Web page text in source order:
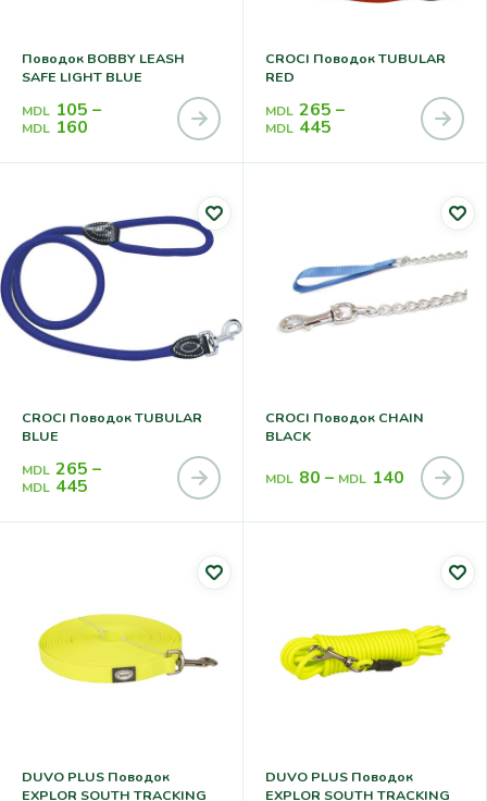
Поводок BOBBY LEASH
SAFE LIGHT BLUE
MDL 105 –
MDL 160
CROCI Поводок TUBULAR
RED
MDL 265 –
MDL 445
CROCI Поводок TUBULAR
BLUE
MDL 265 –
MDL 445
CROCI Поводок CHAIN
BLACK
MDL 80 – MDL 140
DUVO PLUS Поводок
EXPLOR SOUTH TRACKING
DUVO PLUS Поводок
EXPLOR SOUTH TRACKING